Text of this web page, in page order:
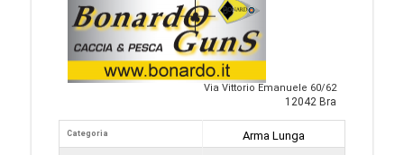
Via Vittorio Emanuele 60/62
12042 Bra
Categoria
Arma Lunga